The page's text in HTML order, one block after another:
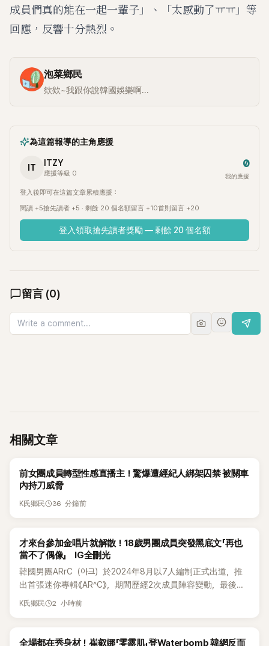
成員們真的能在一起一輩子」、「太感動了ㅠㅠ」等
回應，反響十分熱烈。
泡菜鄉民
欸欸~我跟你說韓國娛樂啊...
為這篇報導的主角應援
IT ITZY
應援等級 0
0
我的應援
登入後即可在這篇文章累積應援：
閱讀 +5搶先讀者 +5 · 剩餘 20 個名額留言 +10首則留言 +20
登入領取搶先讀者獎勵 — 剩餘 20 個名額
留言 (0)
相關文章
K-POP
前女團成員轉型性感直播主！驚爆遭經紀人綁架囚禁 被關車
內持刀威脅
K氏鄉民 36 分鐘前
K-POP
才來台參加金唱片就解散！18歲男團成員突發黑底文「再也
當不了偶像」 IG全刪光
韓國男團ARrC（아크）於2024年8月以7人編制正式出道，推
出首張迷你專輯《AR^C》，期間歷經2次成員陣容變動，最後一
張作品則是2025年11月推出的〈Skiid〉。沒想到出道不到2年，
當錯愕。
K氏鄉民 2 小時前
K-POP
全場都在秀身材！崔叡娜「零露肌」登Waterbomb 韓網反而